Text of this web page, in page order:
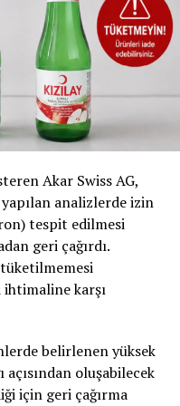
Beat Jans’ı sınır
yönelik
yol açmakla suçladı.
yönelik hoşgörülü
kalmasını
faydalanmalarını
gelen
ülkelerde ciddi
belirterek, “İsviçre’nin
duruma düşmesini
dedi.
İstismarına
başlattı. Bu girişimle şu
Akar Swiss AG,
yapılan analizlerde izin
tespit edilmesi
geri çağırdı.
karşı
belirlenen yüksek
açısından oluşabilecek
için geri çağırma